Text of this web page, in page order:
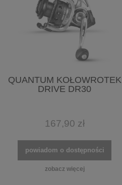
QUANTUM KOŁOWROTEK
DRIVE DR30
167,90 zł
powiadom o dostępności
zobacz więcej